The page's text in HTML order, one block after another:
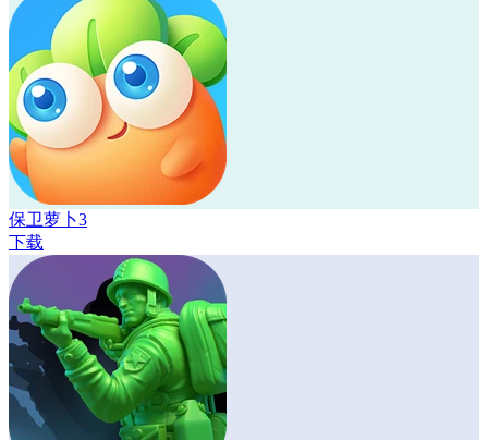
保卫萝卜3
下载